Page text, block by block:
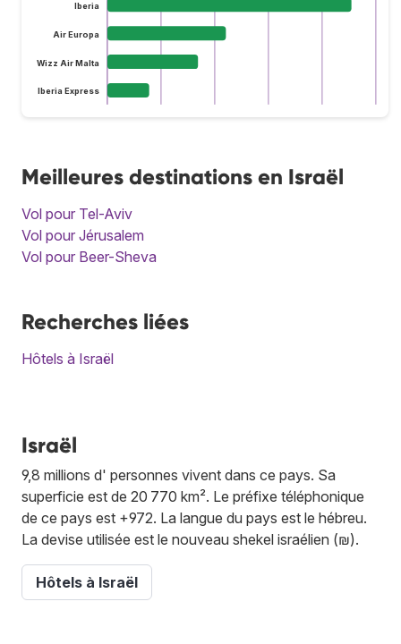
Iberia
Air Europa
Wizz Air Malta
Iberia Express
Meilleures destinations en Israël
Vol pour Tel-Aviv
Vol pour Jérusalem
Vol pour Beer-Sheva
Recherches liées
Hôtels à Israël
Israël
9,8 millions d' personnes vivent dans ce pays. Sa
superficie est de 20 770 km². Le préfixe téléphonique
de ce pays est +972. La langue du pays est le hébreu.
La devise utilisée est le nouveau shekel israélien (₪).
Hôtels à Israël